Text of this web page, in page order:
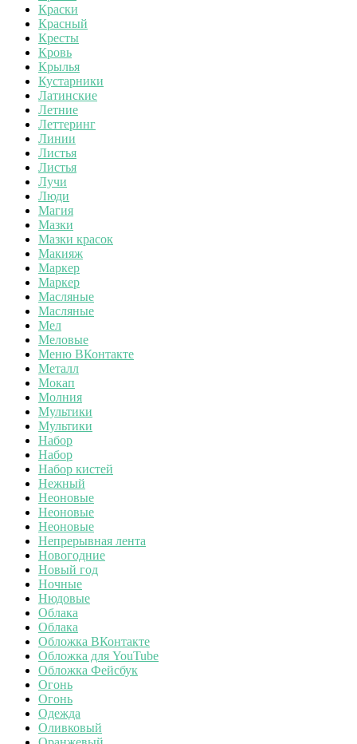
Краски
Красный
Кресты
Кровь
Крылья
Кустарники
Латинские
Летние
Леттеринг
Линии
Листья
Листья
Лучи
Люди
Магия
Мазки
Мазки красок
Макияж
Маркер
Маркер
Масляные
Масляные
Мел
Меловые
Меню ВКонтакте
Металл
Мокап
Молния
Мультики
Мультики
Набор
Набор
Набор кистей
Нежный
Неоновые
Неоновые
Неоновые
Непрерывная лента
Новогодние
Новый год
Ночные
Нюдовые
Облака
Облака
Обложка ВКонтакте
Обложка для YouTube
Обложка Фейсбук
Огонь
Огонь
Одежда
Оливковый